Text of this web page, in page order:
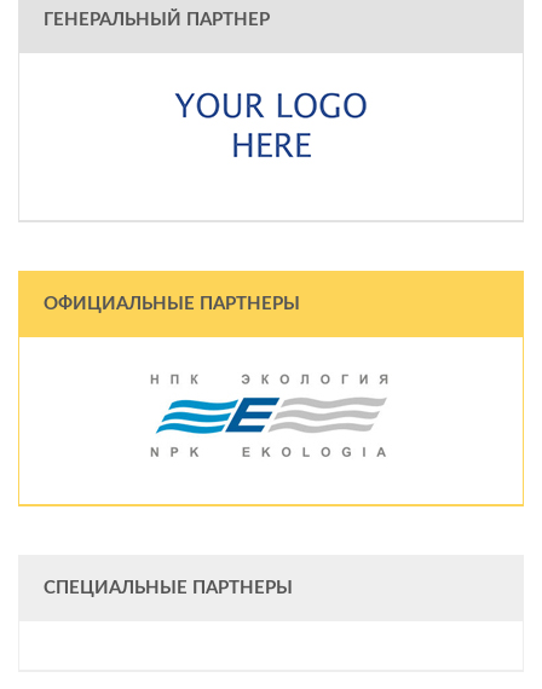
ГЕНЕРАЛЬНЫЙ ПАРТНЕР
ОФИЦИАЛЬНЫЕ ПАРТНЕРЫ
СПЕЦИАЛЬНЫЕ ПАРТНЕРЫ